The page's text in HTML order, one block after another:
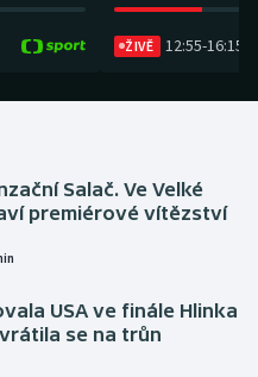
ŽIVĚ 12:55-16:15
Salač. Ve Velké
premiérové vítězství
USA ve finále Hlinka
se na trůn